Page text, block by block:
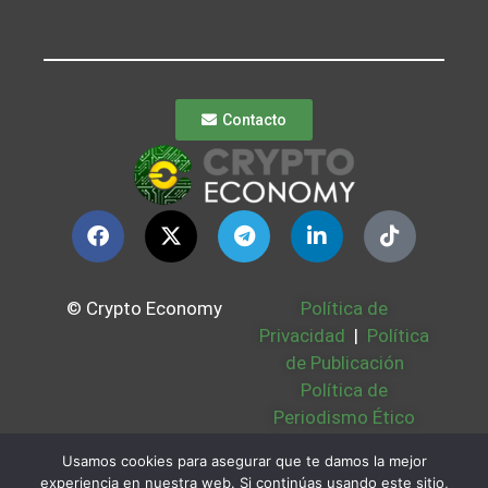
Contacto
© Crypto Economy
Política de
Privacidad | Política
de Publicación
Política de
Periodismo Ético
Bases Legales |
Usamos cookies para asegurar que te damos la mejor
experiencia en nuestra web. Si continúas usando este sitio,